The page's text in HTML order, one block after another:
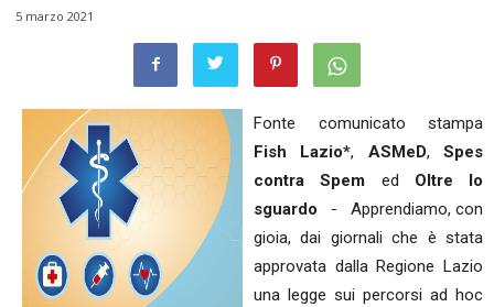
5 marzo 2021
Fonte comunicato stampa
Fish Lazio*, ASMeD,Spes
contra Spem ed Oltre lo
sguardo -
Apprendiamo, con
gioia, dai giornali che è stata
approvata dalla Regione Lazio
una legge sui percorsi ad hoc